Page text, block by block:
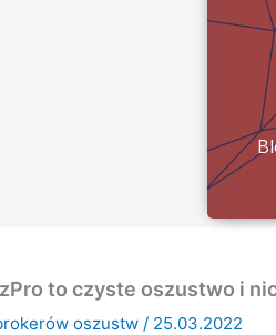
to czyste oszustwo i
oszustw / 25.03.2022